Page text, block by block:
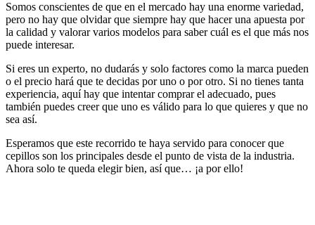
Somos conscientes de que en el mercado hay una enorme variedad,
pero no hay que olvidar que siempre hay que hacer una apuesta por
la calidad y valorar varios modelos para saber cuál es el que más nos
puede interesar.
Si eres un experto, no dudarás y solo factores como la marca pueden
o el precio hará que te decidas por uno o por otro. Si no tienes tanta
experiencia, aquí hay que intentar comprar el adecuado, pues
también puedes creer que uno es válido para lo que quieres y que no
sea así.
Esperamos que este recorrido te haya servido para conocer que
cepillos son los principales desde el punto de vista de la industria.
Ahora solo te queda elegir bien, así que… ¡a por ello!